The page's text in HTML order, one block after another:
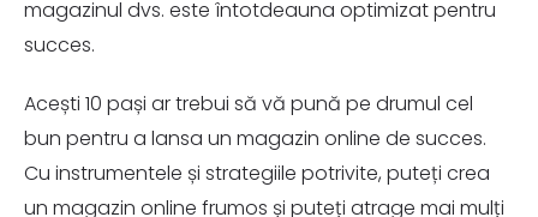
magazinul dvs. este întotdeauna optimizat pentru
succes.
Acești 10 pași ar trebui să vă pună pe drumul cel
bun pentru a lansa un magazin online de succes.
Cu instrumentele și strategiile potrivite, puteți crea
un magazin online frumos și puteți atrage mai mulți